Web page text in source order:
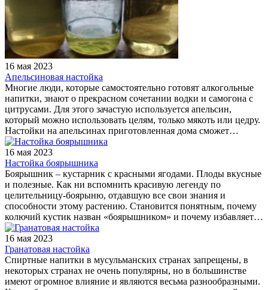
16 мая 2023
Апельсиновая настойка
Многие люди, которые самостоятельно готовят алкогольные
напитки, знают о прекрасном сочетании водки и самогона с
цитрусами. Для этого зачастую используется апельсин,
который можно использовать целям, только мякоть или цедру.
Настойки на апельсинах приготовленная дома сможет…
16 мая 2023
Настойка боярышника
Боярышник – кустарник с красными ягодами. Плоды вкусные
и полезные. Как ни вспомнить красивую легенду по
целительницу-боярыню, отдавшую все свои знания и
способности этому растению. Становится понятным, почему
колючий кустик назван «боярышником» и почему избавляет…
16 мая 2023
Гранатовая настойка
Спиртные напитки в мусульманских странах запрещены, в
некоторых странах не очень популярны, но в большинстве
имеют огромное влияние и являются весьма разнообразными.